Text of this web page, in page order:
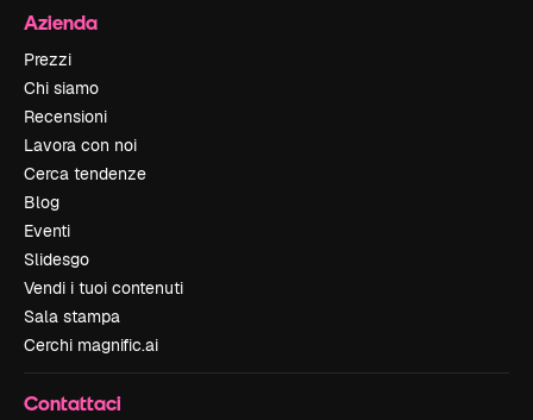
Azienda
Prezzi
Chi siamo
Recensioni
Lavora con noi
Cerca tendenze
Blog
Eventi
Slidesgo
Vendi i tuoi contenuti
Sala stampa
Cerchi magnific.ai
Contattaci